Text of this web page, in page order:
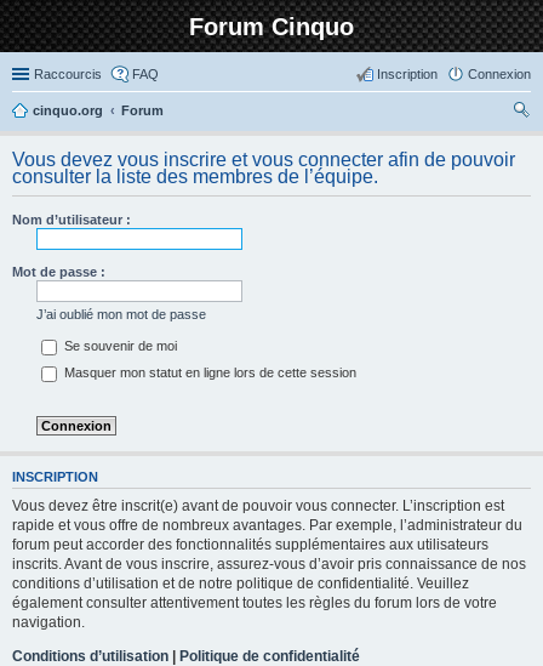
Forum Cinquo
Raccourcis FAQ Connexion
Inscription
cinquo.org
Forum
her
ch
Vous devez vous inscrire et vous connecter afin de pouvoir
consulter la liste des membres de l’équipe.
Nom d’utilisateur :
Mot de passe :
J’ai oublié mon mot de passe
Se souvenir de moi
Masquer mon statut en ligne lors de cette session
INSCRIPTION
Vous devez être inscrit(e) avant de pouvoir vous connecter. L’inscription est
rapide et vous offre de nombreux avantages. Par exemple, l’administrateur du
forum peut accorder des fonctionnalités supplémentaires aux utilisateurs
inscrits. Avant de vous inscrire, assurez-vous d’avoir pris connaissance de nos
conditions d’utilisation et de notre politique de confidentialité. Veuillez
également consulter attentivement toutes les règles du forum lors de votre
navigation.
Conditions d’utilisation | Politique de confidentialité